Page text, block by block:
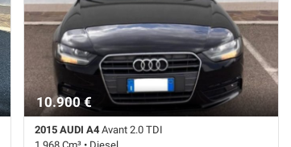
10.900 €
2015 AUDI A4 Avant 2.0 TDI